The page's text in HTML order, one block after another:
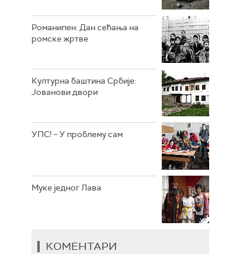
РТС ТРЕЗОР
РТС МУЗИКА
РТС ПОЛЕТАРАЦ
Романипен: Дан сећања на
ромске жртве
Културна баштина Србије:
Јованови двори
УПС! – У проблему сам
Муке једног Лава
КОМЕНТАРИ